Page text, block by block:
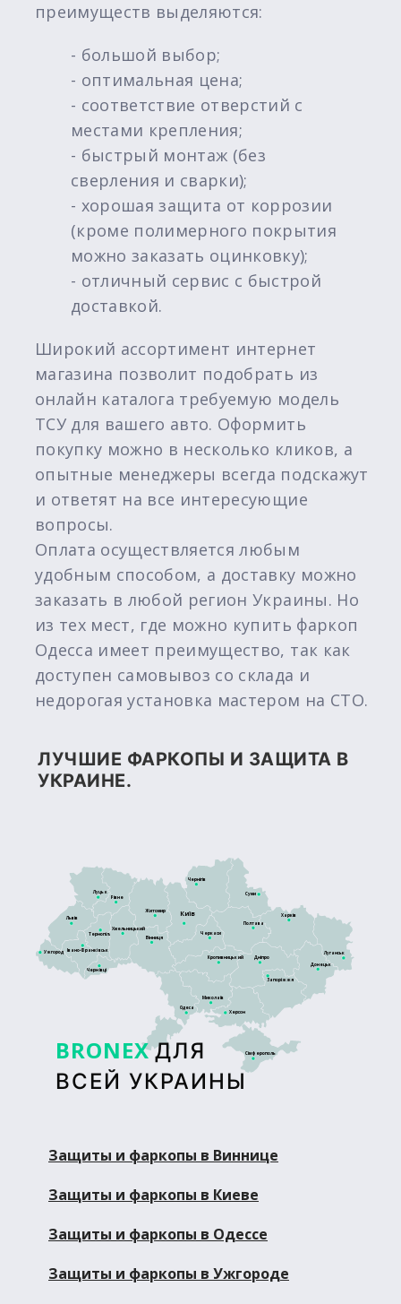
преимуществ выделяются:
- большой выбор;
- оптимальная цена;
- соответствие отверстий с
местами крепления;
- быстрый монтаж (без
сверления и сварки);
- хорошая защита от коррозии
(кроме полимерного покрытия
можно заказать оцинковку);
- отличный сервис с быстрой
доставкой.
Широкий ассортимент интернет
магазина позволит подобрать из
онлайн каталога требуемую модель
ТСУ для вашего авто. Оформить
покупку можно в несколько кликов, а
опытные менеджеры всегда подскажут
и ответят на все интересующие
вопросы.
Оплата осуществляется любым
удобным способом, а доставку можно
заказать в любой регион Украины. Но
из тех мест, где можно купить фаркоп
Одесса имеет преимущество, так как
доступен самовывоз со склада и
недорогая установка мастером на СТО.
ЛУЧШИЕ ФАРКОПЫ И ЗАЩИТА В
УКРАИНЕ.
BRONEX ДЛЯ
ВСЕЙ УКРАИНЫ
Сімферополь
Луцьк
Київ
Житомир
Тернопіль
Рівне
Львів
Дніпро
Кропивницький
Харків
Полтава
Черкаси
Суми
Чернігів
Запоріжжя
Херсон
Донецьк
Луганськ
Ужгород
Чернівці
Вінниця
Хмельницький
Івано-Франківськ
Миколаїв
Одеса
Защиты и фаркопы в Виннице
Защиты и фаркопы в Киеве
Защиты и фаркопы в Одессе
Защиты и фаркопы в Ужгороде